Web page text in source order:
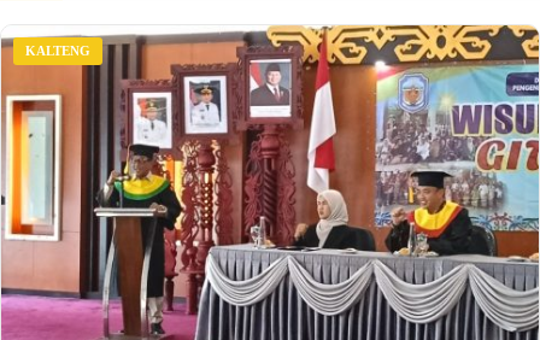
KALTENG